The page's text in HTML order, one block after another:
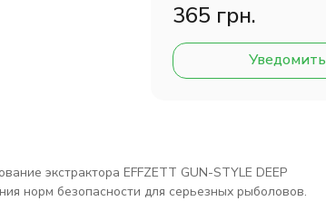
365 грн.
Уведомить
экстрактора EFFZETT GUN-STYLE DEEP
норм безопасности для серьезных рыболовов.